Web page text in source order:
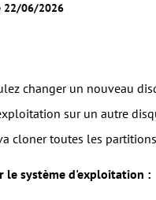
22/06/2026
changer un nouveau
sur un autre
cloner toutes les
le système d'exploitation :